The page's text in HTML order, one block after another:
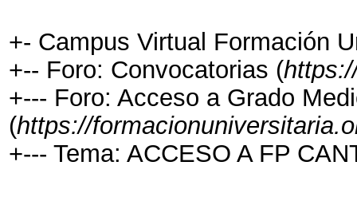
+- Campus Virtual Formación
+-- Foro: Convocatorias (
+--- Foro: Acceso a Grado
(https://
+--- Tema: ACCESO A FP